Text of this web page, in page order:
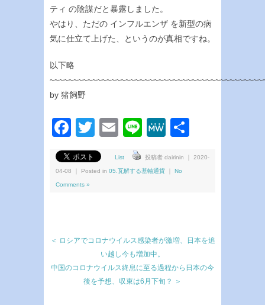
ティ の陰謀だと暴露しました。
やはり、ただの インフルエンザ を新型の病
気に仕立て上げた、というのが真相ですね。
以下略
by 猪飼野
Facebook
Twitter
EmailLineMeWe
List 投稿者 dairinin ｜ 2020-
04-08 ｜ Posted in 05.瓦解する基軸通貨 No
Comments »
＜ ロシアでコロナウイルス感染者が激増、日本を追
い越し今も増加中。
中国のコロナウイルス終息に至る過程から日本の今
後を予想、収束は6月下旬？ ＞